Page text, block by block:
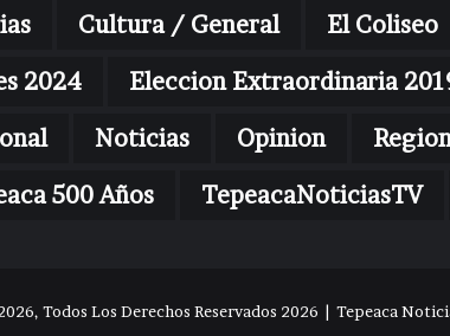
Cultura / General El Coliseo
2024 Eleccion Extraordinaria
Noticias Opinion
500 Años TepeacaNoticiasTV
Todos Los Derechos Reservados 2026 | Tepeaca